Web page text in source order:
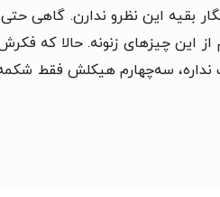
بقیه این نظرو ندارن. گاهی حتی
این چیزهای زنونه. حالا که
سه‌چهارم هیکلش فقط